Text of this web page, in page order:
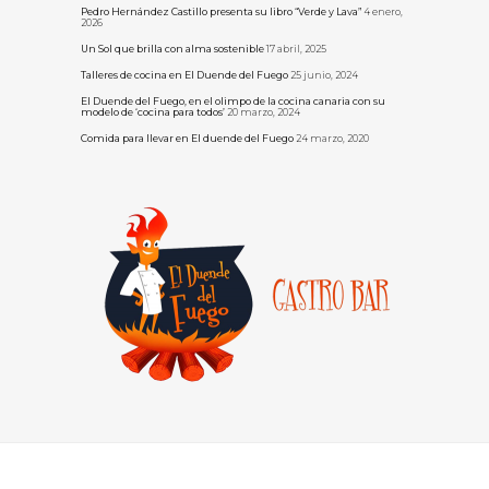
Pedro Hernández Castillo presenta su libro “Verde y Lava” 4 enero,
2026
Un Sol que brilla con alma sostenible17 abril, 2025
Talleres de cocina en El Duende del Fuego 25 junio, 2024
El Duende del Fuego, en el olimpo de la cocina canaria con su
modelo de ‘cocina para todos’ 20 marzo, 2024
Comida para llevar en El duende del Fuego 24 marzo, 2020